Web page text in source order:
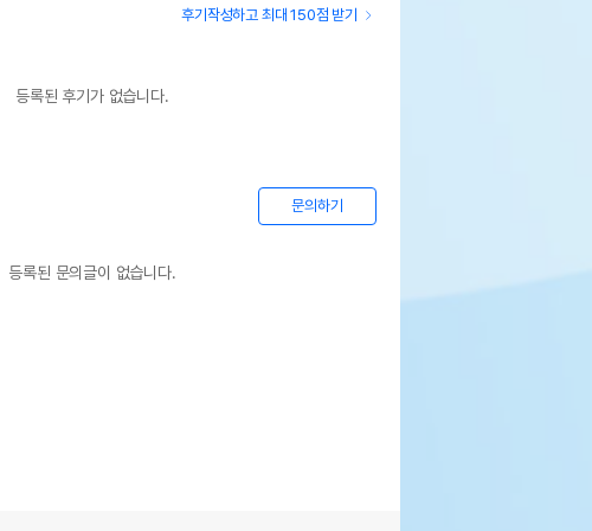
후기작성하고 최대 150점 받기
등록된 후기가 없습니다.
문의하기
등록된 문의글이 없습니다.